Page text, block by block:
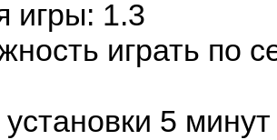
игры: 1.3
играть по
5 минут